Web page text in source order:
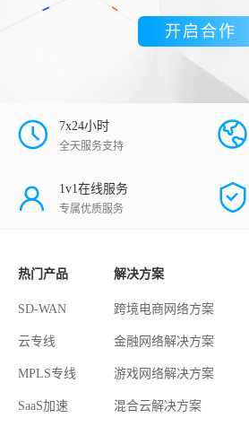
开启合作
7x24小时
全天服务支持
1v1在线服务
专属优质服务
热门产品
SD-WAN
云专线
MPLS专线
SaaS加速
解决方案
跨境电商网络方案
金融网络解决方案
游戏网络解决方案
混合云解决方案